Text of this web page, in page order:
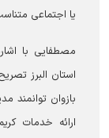
یا اجتماعی
مصطفایی با
استان البرز
بازوان توانمند
ارائه خدمات